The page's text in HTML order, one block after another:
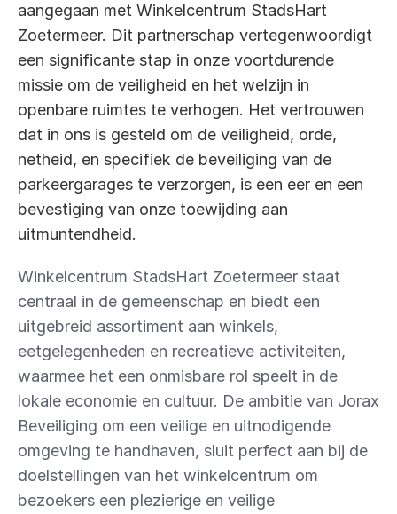
aangegaan met Winkelcentrum StadsHart
Zoetermeer. Dit partnerschap vertegenwoordigt
een significante stap in onze voortdurende
missie om de veiligheid en het welzijn in
openbare ruimtes te verhogen. Het vertrouwen
dat in ons is gesteld om de veiligheid, orde,
netheid, en specifiek de beveiliging van de
parkeergarages te verzorgen, is een eer en een
bevestiging van onze toewijding aan
uitmuntendheid.
Winkelcentrum StadsHart Zoetermeer staat
centraal in de gemeenschap en biedt een
uitgebreid assortiment aan winkels,
eetgelegenheden en recreatieve activiteiten,
waarmee het een onmisbare rol speelt in de
lokale economie en cultuur. De ambitie van Jorax
Beveiliging om een veilige en uitnodigende
omgeving te handhaven, sluit perfect aan bij de
doelstellingen van het winkelcentrum om
bezoekers een plezierige en veilige